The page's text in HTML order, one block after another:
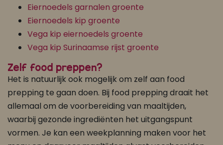
Eiernoedels garnalen groente
Eiernoedels kip groente
Vega kip eiernoedels groente
Vega kip Surinaamse rijst groente
Zelf food preppen?
Het is natuurlijk ook mogelijk om zelf aan food
prepping te gaan doen. Bij food prepping draait het
allemaal om de voorbereiding van maaltijden,
waarbij gezonde ingrediënten het uitgangspunt
vormen. Je kan een weekplanning maken voor het